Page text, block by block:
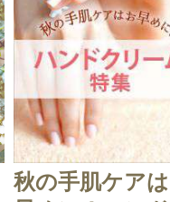
秋の手肌ケア